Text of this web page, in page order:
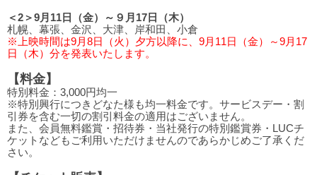
＜2＞9月11日（金）～９月17日（木）
札幌、幕張、金沢、大津、岸和田、小倉
※上映時間は9月8日（火）夕方以降に、9月11日（金）～9月17
日（木）分を発表いたします。
【料金】
特別料金：3,000円均一
※特別興行につきどなた様も均一料金です。サービスデー・割
引券を含む一切の割引料金の適用はございません。
また、会員無料鑑賞・招待券・当社発行の特別鑑賞券・LUCチ
ケットなどもご利用いただけませんのであらかじめご了承くだ
さい。